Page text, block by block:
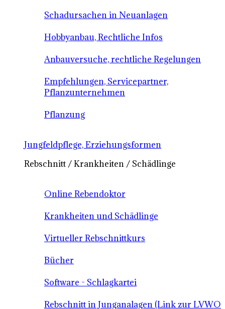
Schadursachen in Neuanlagen
Hobbyanbau, Rechtliche Infos
Anbauversuche, rechtliche Regelungen
Empfehlungen, Servicepartner,
Pflanzunternehmen
Pflanzung
Jungfeldpflege, Erziehungsformen
Rebschnitt / Krankheiten / Schädlinge
Online Rebendoktor
Krankheiten und Schädlinge
Virtueller Rebschnittkurs
Bücher
Software - Schlagkartei
Rebschnitt in Junganalagen (Link zur LVWO